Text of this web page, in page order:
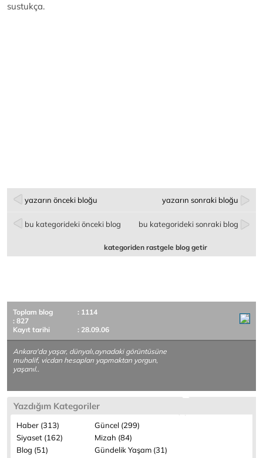
sustukça.
yazarın önceki bloğu yazarın sonraki bloğu
bu kategorideki önceki blog bu kategorideki sonraki blog
kategoriden rastgele blog getir
Toplam blog
: 1114
: 827
Kayıt tarihi
: 28.09.06
Ankara'da yaşar, dünyalı,aynadaki görüntüsüne
muhalif, vicdan hesapları yapmaktan yorgun,
yaşanıl..
Yazdığım Kategoriler
Haber (313)
Güncel (299)
Siyaset (162)
Mizah (84)
Blog (51)
Gündelik Yaşam (31)